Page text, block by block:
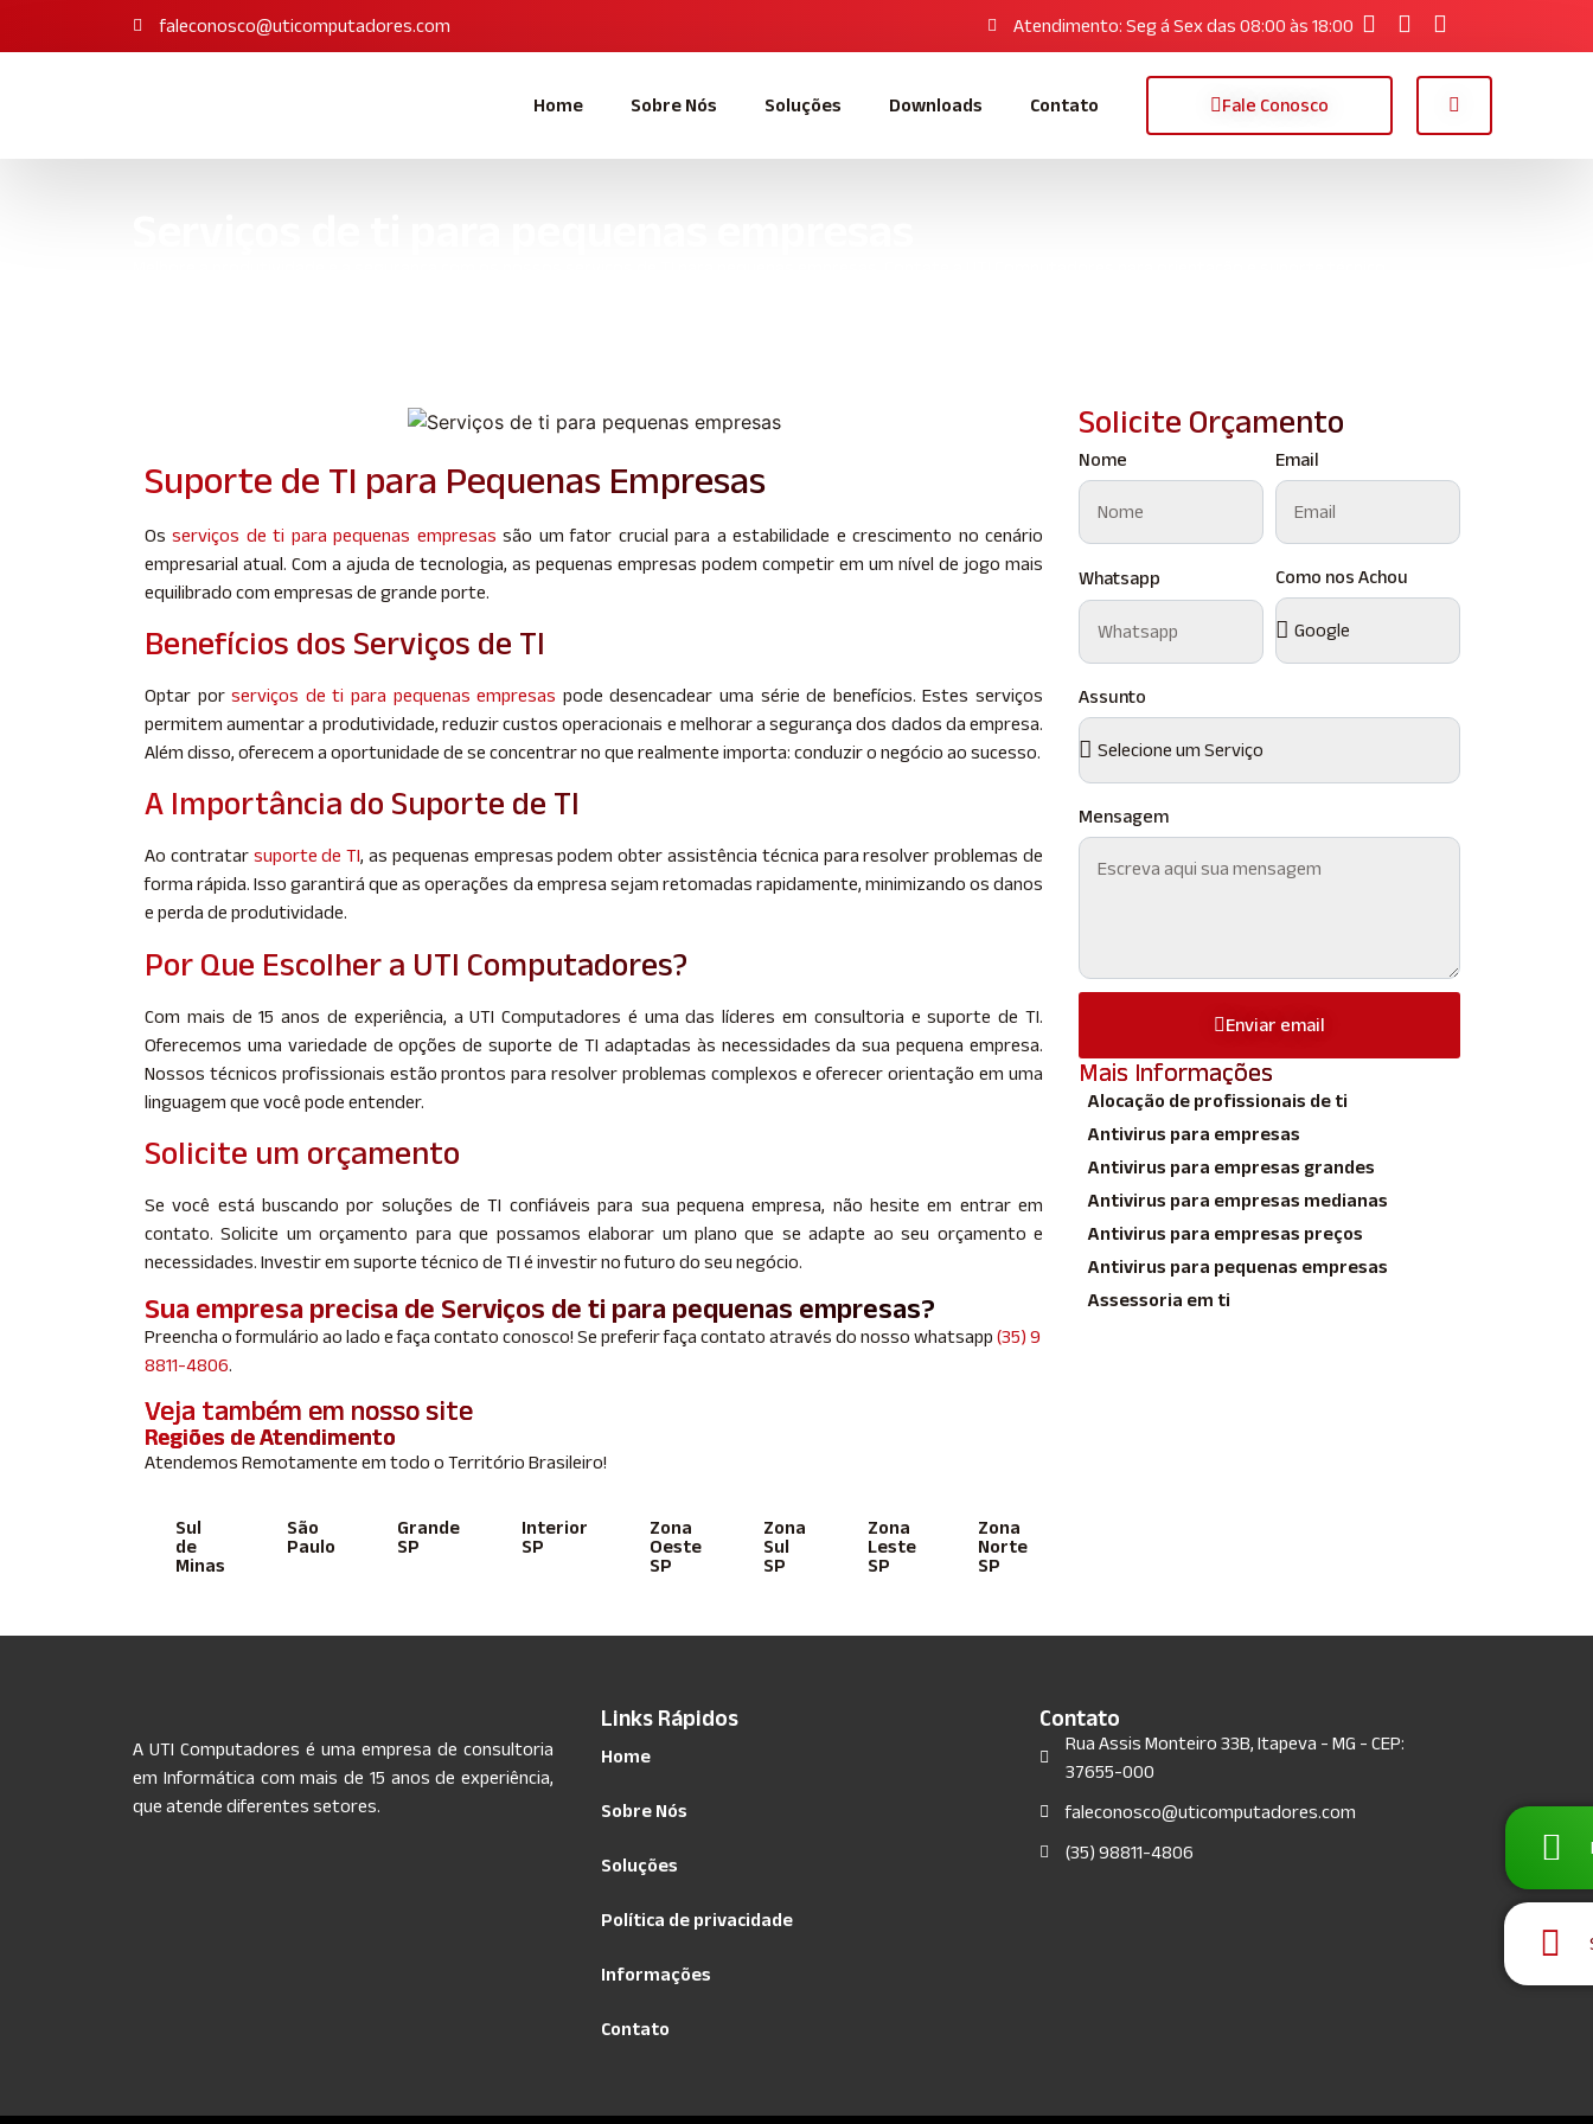
faleconosco@uticomputadores.com Atendimento: Seg á Sex das 08:00 às 18:00
Home Sobre Nós Soluções Downloads Contato Fale Conosco
Suporte de TI para Pequenas Empresas
Osserviços de ti para pequenas empresas são um fator crucial para a estabilidade e crescimento no cenário
empresarial atual. Com a ajuda de tecnologia, as pequenas empresas podem competir em um nível de jogo mais
equilibrado com empresas de grande porte.
Benefícios dos Serviços de TI
Optar porserviços de ti para pequenas empresas pode desencadear uma série de benefícios. Estes serviços
permitem aumentar a produtividade, reduzir custos operacionais e melhorar a segurança dos dados da empresa.
Além disso, oferecem a oportunidade de se concentrar no que realmente importa: conduzir o negócio ao sucesso.
A Importância do Suporte de TI
Ao contratar suporte de TI, as pequenas empresas podem obter assistência técnica para resolver problemas de
forma rápida. Isso garantirá que as operações da empresa sejam retomadas rapidamente, minimizando os danos
e perda de produtividade.
Por Que Escolher a UTI Computadores?
Com mais de 15 anos de experiência, a UTI Computadores é uma das líderes em consultoria e suporte de TI.
Oferecemos uma variedade de opções de suporte de TI adaptadas às necessidades da sua pequena empresa.
Nossos técnicos profissionais estão prontos para resolver problemas complexos e oferecer orientação em uma
linguagem que você pode entender.
Solicite um orçamento
Se você está buscando por soluções de TI confiáveis para sua pequena empresa, não hesite em entrar em
contato. Solicite um orçamento para que possamos elaborar um plano que se adapte ao seu orçamento e
necessidades. Investir em suporte técnico de TI é investir no futuro do seu negócio.
Sua empresa precisa de Serviços de ti para pequenas empresas?
Preencha o formulário ao lado e faça contato conosco! Se preferir faça contato através do nosso whatsapp (35) 9
8811-4806.
Veja também em nosso site
Regiões de Atendimento
Atendemos Remotamente em todo o Território Brasileiro!
Sul
de
Minas
São
Paulo
Grande
SP
Interior
SP
Zona
Oeste
SP
Zona
Sul
SP
Zona
Leste
SP
Zona
Norte
SP
Solicite Orçamento
Nome Email
Whatsapp Como nos Achou
Assunto
Mensagem
Enviar email
Mais Informações
Alocação de profissionais de ti
Antivirus para empresas
Antivirus para empresas grandes
Antivirus para empresas medianas
Antivirus para empresas preços
Antivirus para pequenas empresas
Assessoria em ti
Comprar licença antivirus
Consultoria de infraestrutura de ti
Consultoria de profissionais de ti
Consultoria em informática
A UTI Computadores é uma empresa de consultoria
em Informática com mais de 15 anos de experiência,
que atende diferentes setores.
Links Rápidos
Home
Sobre Nós
Soluções
Política de privacidade
Informações
Contato
Contato
Rua Assis Monteiro 33B, Itapeva - MG - CEP:
37655-000
faleconosco@uticomputadores.com
(35) 98811-4806